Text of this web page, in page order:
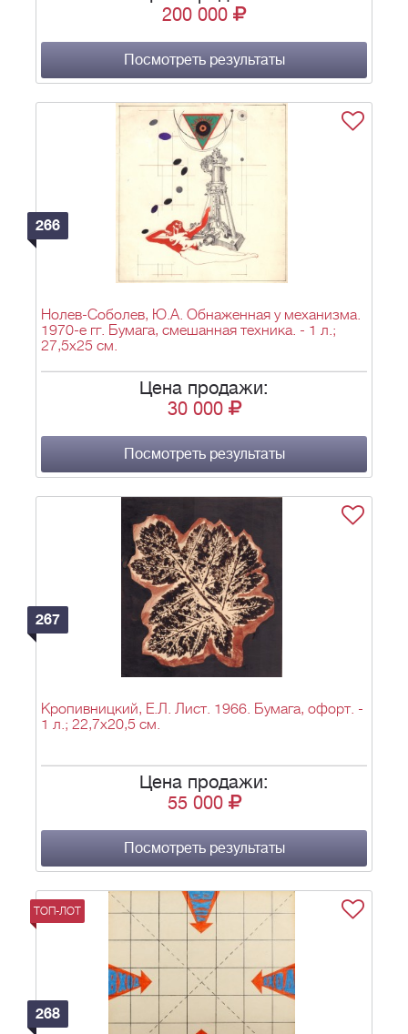
200 000
Посмотреть результаты
266
Нолев-Соболев, Ю.А. Обнаженная у механизма.
1970-е гг. Бумага, смешанная техника. - 1 л.;
27,5х25 см.
Цена продажи:
30 000
Посмотреть результаты
267
Кропивницкий, Е.Л. Лист. 1966. Бумага, офорт. -
1 л.; 22,7х20,5 см.
Цена продажи:
55 000
Посмотреть результаты
ТОП-ЛОТ
268